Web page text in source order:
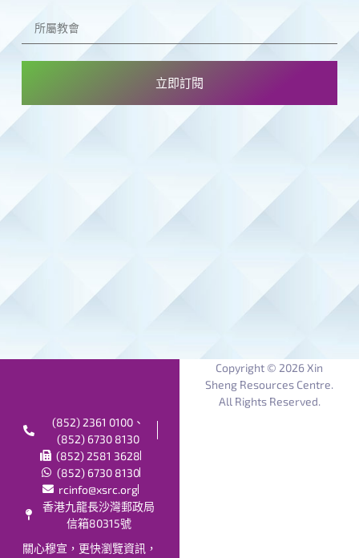
立即訂閱
Copyright © 2026 Xin
Sheng Resources Centre.
All Rights Reserved.
(852) 2361 0100、
(852) 6730 8130
(852) 2581 3628
(852) 6730 8130
rcinfo@xsrc.org
香港九龍長沙灣郵政局
信箱80315號
關心穆宣，更快瀏覽資訊，